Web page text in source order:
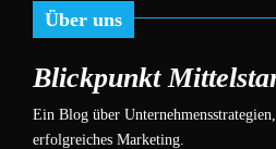
Über uns
Blickpunkt
Ein Blog über
erfolgreiches Marketing.